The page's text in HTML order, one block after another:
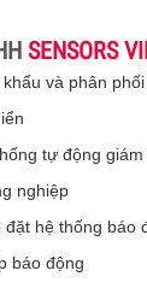
SENSORS
và phân
tự động giám
nghiệp
đặt hệ thống báo
báo động